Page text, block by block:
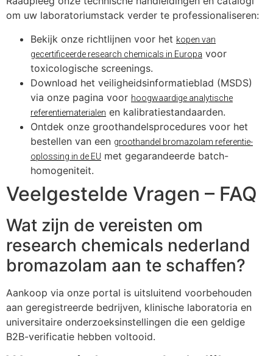
om uw laboratoriumstack verder te professionaliseren:
Bekijk onze richtlijnen voor het kopen van
gecertificeerde research chemicals in Europa voor
toxicologische screenings.
Download het veiligheidsinformatieblad (MSDS)
via onze pagina voor hoogwaardige analytische
referentiematerialen en kalibratiestandaarden.
Ontdek onze groothandelsprocedures voor het
bestellen van een groothandel bromazolam referentie-
oplossing in de EU met gegarandeerde batch-
homogeniteit.
Veelgestelde Vragen – FAQ
Wat zijn de vereisten om
research chemicals nederland
bromazolam aan te schaffen?
Aankoop via onze portal is uitsluitend voorbehouden
aan geregistreerde bedrijven, klinische laboratoria en
universitaire onderzoeksinstellingen die een geldige
B2B-verificatie hebben voltooid.